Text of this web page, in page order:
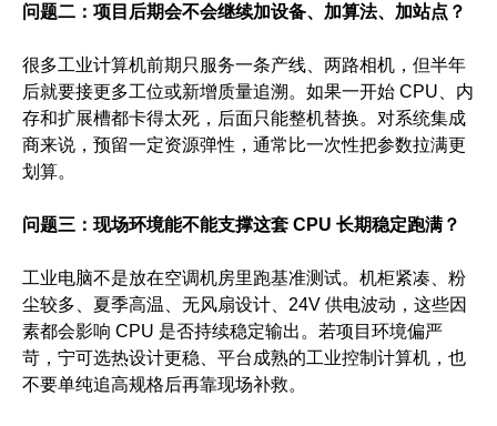
问题二：项目后期会不会继续加设备、加算法、加站点？
很多工业计算机前期只服务一条产线、两路相机，但半年
后就要接更多工位或新增质量追溯。如果一开始 CPU、内
存和扩展槽都卡得太死，后面只能整机替换。对系统集成
商来说，预留一定资源弹性，通常比一次性把参数拉满更
划算。
问题三：现场环境能不能支撑这套 CPU 长期稳定跑满？
工业电脑不是放在空调机房里跑基准测试。机柜紧凑、粉
尘较多、夏季高温、无风扇设计、24V 供电波动，这些因
素都会影响 CPU 是否持续稳定输出。若项目环境偏严
苛，宁可选热设计更稳、平台成熟的工业控制计算机，也
不要单纯追高规格后再靠现场补救。